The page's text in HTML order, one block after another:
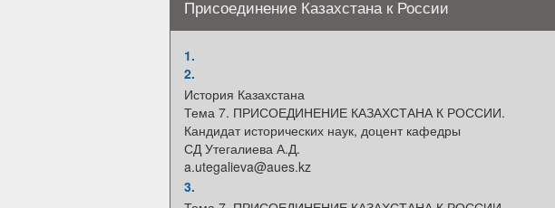
Присоединение Казахстана к России
1.
2.
История Казахстана
Тема 7. ПРИСОЕДИНЕНИЕ КАЗАХСТАНА К РОССИИ.
Кандидат исторических наук, доцент кафедры
СД Утегалиева А.Д.
a.utegalieva@aues.kz
3.